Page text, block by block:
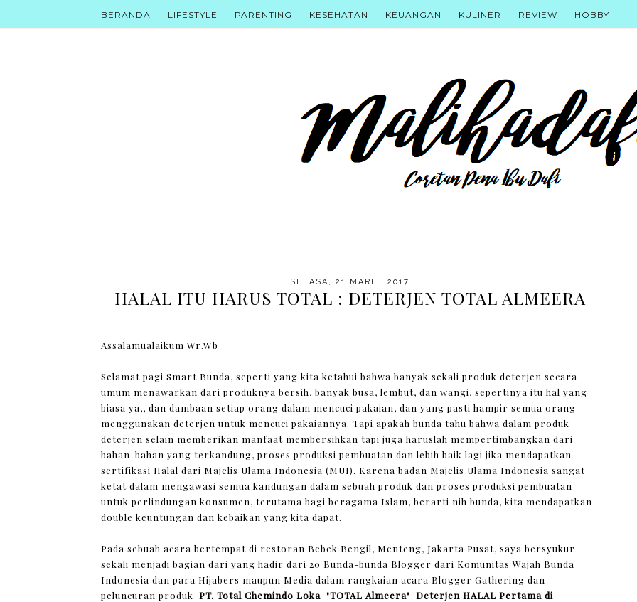
BERANDA LIFESTYLE PARENTING KESEHATAN KEUANGAN KULINER REVIEW HOBBY
SELASA, 21 MARET 2017
HALAL ITU HARUS TOTAL : DETERJEN TOTAL ALMEERA
Assalamualaikum Wr.Wb
Selamat pagi Smart Bunda, seperti yang kita ketahui bahwa banyak sekali produk deterjen secara
umum menawarkan dari produknya bersih, banyak busa, lembut, dan wangi, sepertinya itu hal yang
biasa ya,, dan dambaan setiap orang dalam mencuci pakaian, dan yang pasti hampir semua orang
menggunakan deterjen untuk mencuci pakaiannya. Tapi apakah bunda tahu bahwa dalam produk
deterjen selain memberikan manfaat membersihkan tapi juga haruslah mempertimbangkan dari
bahan-bahan yang terkandung, proses produksi pembuatan dan lebih baik lagi jika mendapatkan
sertifikasi Halal dari Majelis Ulama Indonesia (MUI). Karena badan Majelis Ulama Indonesia sangat
ketat dalam mengawasi semua kandungan dalam sebuah produk dan proses produksi pembuatan
untuk perlindungan konsumen, terutama bagi beragama Islam, berarti nih bunda, kita mendapatkan
double keuntungan dan kebaikan yang kita dapat.
Pada sebuah acara bertempat di restoran Bebek Bengil, Menteng, Jakarta Pusat, saya bersyukur
sekali menjadi bagian dari yang hadir dari 20 Bunda-bunda Blogger dari Komunitas Wajah Bunda
Indonesia dan para Hijabers maupun Media dalam rangkaian acara Blogger Gathering dan
peluncuran produk PT. Total Chemindo Loka "TOTAL Almeera" Deterjen HALAL Pertama di